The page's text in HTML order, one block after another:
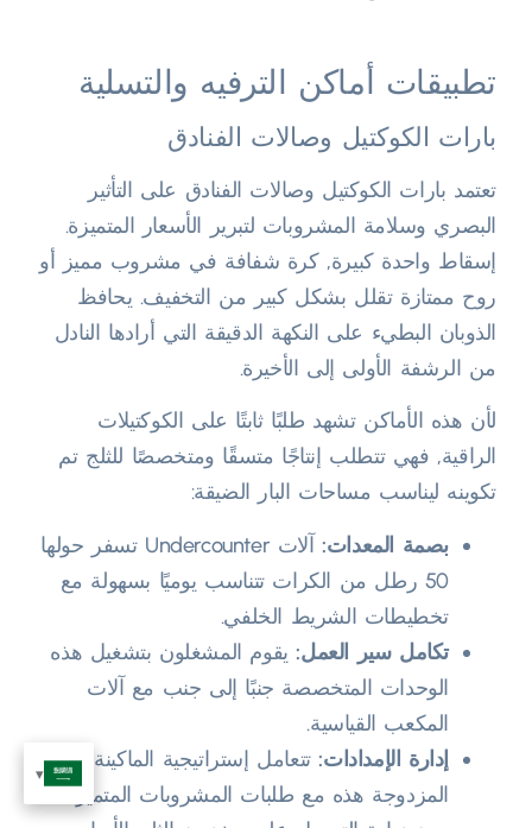
تطبيقات أماكن الترفيه والتسلية
بارات الكوكتيل وصالات الفنادق
تعتمد بارات الكوكتيل وصالات الفنادق على التأثير
البصري وسلامة المشروبات لتبرير الأسعار المتميزة.
إسقاط واحدة كبيرة, كرة شفافة في مشروب مميز أو
روح ممتازة تقلل بشكل كبير من التخفيف. يحافظ
الذوبان البطيء على النكهة الدقيقة التي أرادها النادل
من الرشفة الأولى إلى الأخيرة.
لأن هذه الأماكن تشهد طلبًا ثابتًا على الكوكتيلات
الراقية, فهي تتطلب إنتاجًا متسقًا ومتخصصًا للثلج تم
تكوينه ليناسب مساحات البار الضيقة:
بصمة المعدات:
آلات Undercounter تسفر حولها
50 رطل من الكرات تتناسب يوميًا بسهولة مع
تخطيطات الشريط الخلفي.
تكامل سير العمل:يقوم المشغلون بتشغيل هذه
الوحدات المتخصصة جنبًا إلى جنب مع آلات
المكعب القياسية.
إدارة الإمدادات:تتعامل إستراتيجية الماكينة
المزدوجة هذه مع طلبات المشروبات المتميزة